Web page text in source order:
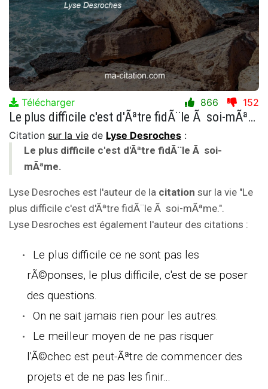
Télécharger 866 152
Le plus difficile c'est d'Ãªtre fidÃ¨le Ã soi-mÃªme.
Citation sur la vie de Lyse Desroches :
Le plus difficile c'est d'Ãªtre fidÃ¨le Ã soi-
mÃªme.
Lyse Desroches est l'auteur de la citation sur la vie "Le
plus difficile c'est d'Ãªtre fidÃ¨le Ã soi-mÃªme.".
Lyse Desroches est également l'auteur des citations :
Le plus difficile ce ne sont pas les
rÃ©ponses, le plus difficile, c'est de se poser
des questions.
On ne sait jamais rien pour les autres.
Le meilleur moyen de ne pas risquer
l'Ã©chec est peut-Ãªtre de commencer des
projets et de ne pas les finir...